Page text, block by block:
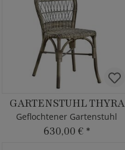
GARTENSTUHL THYRA
Geflochtener Gartenstuhl
630,00 € *